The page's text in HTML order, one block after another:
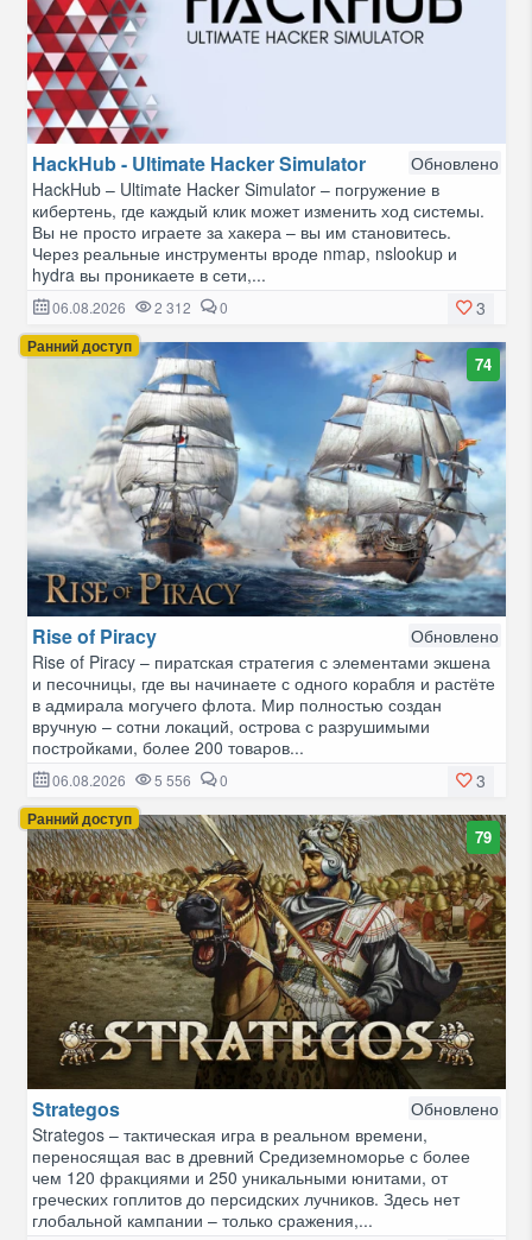
HackHub - Ultimate Hacker Simulator
Обновлено
HackHub – Ultimate Hacker Simulator – погружение в
кибертень, где каждый клик может изменить ход системы.
Вы не просто играете за хакера – вы им становитесь.
Через реальные инструменты вроде nmap, nslookup и
hydra вы проникаете в сети,...
3
06.08.2026 2 312 0
Ранний доступ
74
Rise of Piracy
Обновлено
Rise of Piracy – пиратская стратегия с элементами экшена
и песочницы, где вы начинаете с одного корабля и растёте
в адмирала могучего флота. Мир полностью создан
вручную – сотни локаций, острова с разрушимыми
постройками, более 200 товаров...
3
06.08.2026 5 556 0
Ранний доступ
79
Strategos
Обновлено
Strategos – тактическая игра в реальном времени,
переносящая вас в древний Средиземноморье с более
чем 120 фракциями и 250 уникальными юнитами, от
греческих гоплитов до персидских лучников. Здесь нет
глобальной кампании – только сражения,...